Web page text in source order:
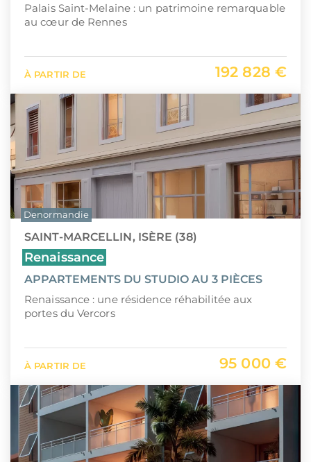
Palais Saint-Melaine : un patrimoine remarquable
au cœur de Rennes
À PARTIR DE 192 828 €
SAINT-MARCELLIN, ISÈRE (38)
Renaissance
APPARTEMENTS DU STUDIO AU 3 PIÈCES
Renaissance : une résidence réhabilitée aux
portes du Vercors
À PARTIR DE 95 000 €
Denormandie